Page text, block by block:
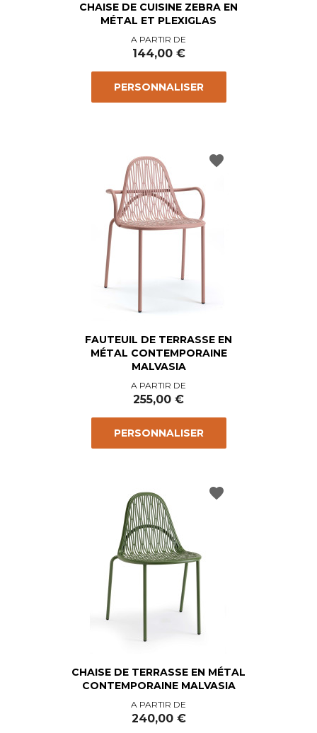
CHAISE DE CUISINE ZEBRA EN
MÉTAL ET PLEXIGLAS
Prix
A PARTIR DE
144,00 €
PERSONNALISER
FAUTEUIL DE TERRASSE EN
MÉTAL CONTEMPORAINE
MALVASIA
Prix
A PARTIR DE
255,00 €
PERSONNALISER
favorite
CHAISE DE TERRASSE EN MÉTAL
CONTEMPORAINE MALVASIA
Prix
A PARTIR DE
240,00 €
favorite